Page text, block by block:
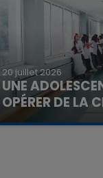
20 juillet 2026
UNE
OPÉRER DE LA
La famille a porté
7h00 - 11h00
La